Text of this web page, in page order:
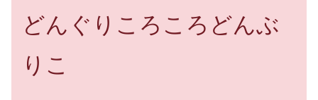
どんぐりころころどんぶ
りこ